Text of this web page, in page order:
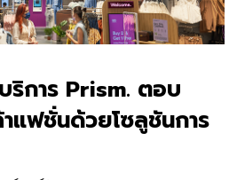
ริการ Prism. ตอบ
แฟชั่นด้วยโซลูชันการ